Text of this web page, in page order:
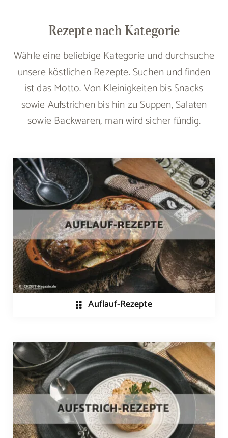
Rezepte nach Kategorie
Wähle eine beliebige Kategorie und durchsuche
unsere köstlichen Rezepte. Suchen und finden
ist das Motto. Von Kleinigkeiten bis Snacks
sowie Aufstrichen bis hin zu Suppen, Salaten
sowie Backwaren, man wird sicher fündig.
Auflauf-Rezepte